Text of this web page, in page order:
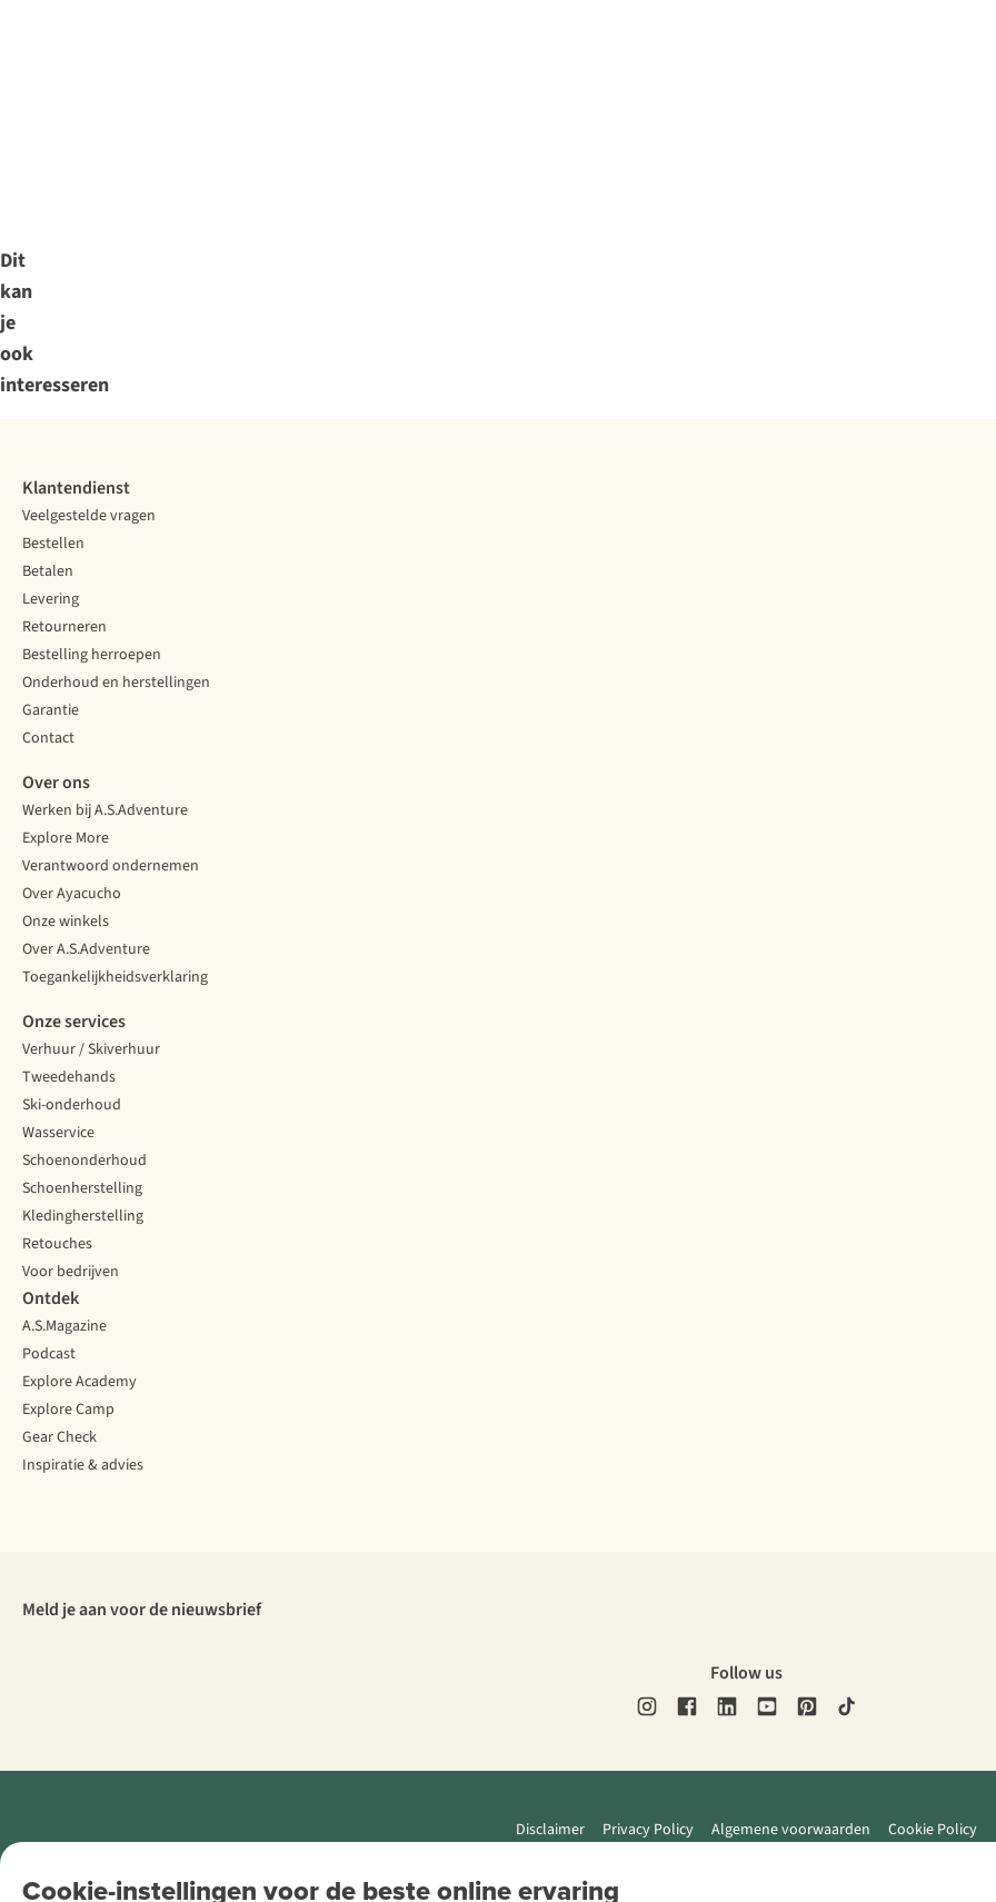
Dit
kan
je
ook
interesseren
Cookie-instellingen voor de beste online ervaring
Klantendienst
Veelgestelde vragen
Bestellen
Betalen
Levering
Retourneren
Bestelling herroepen
Onderhoud en herstellingen
Garantie
Contact
Over ons
Werken bij A.S.Adventure
Explore More
Verantwoord ondernemen
Over Ayacucho
Onze winkels
Over A.S.Adventure
Toegankelijkheidsverklaring
Onze services
Verhuur / Skiverhuur
Tweedehands
Ski-onderhoud
Wasservice
Schoenonderhoud
Schoenherstelling
Kledingherstelling
Retouches
Voor bedrijven
Ontdek
A.S.Magazine
Podcast
Explore Academy
Explore Camp
Gear Check
Inspiratie & advies
Meld je aan voor de nieuwsbrief
Follow us
Disclaimer Privacy Policy Algemene voorwaarden Cookie Policy
Retail Concepts